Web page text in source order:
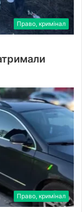
Право, кримінал
Право, кримінал